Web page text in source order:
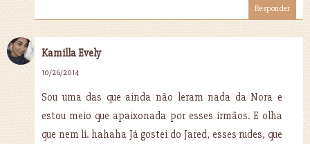
Responder
Kamilla Evely
10/26/2014
Sou uma das que ainda não leram nada da Nora e
estou meio que apaixonada por esses irmãos. E olha
que nem li. hahaha Já gostei do Jared, esses rudes, que